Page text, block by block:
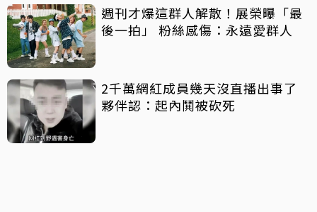
週刊才爆這群人解散！展榮曝「最
後一拍」 粉絲感傷：永遠愛群人
2千萬網紅成員幾天沒直播出事了
夥伴認：起內鬨被砍死